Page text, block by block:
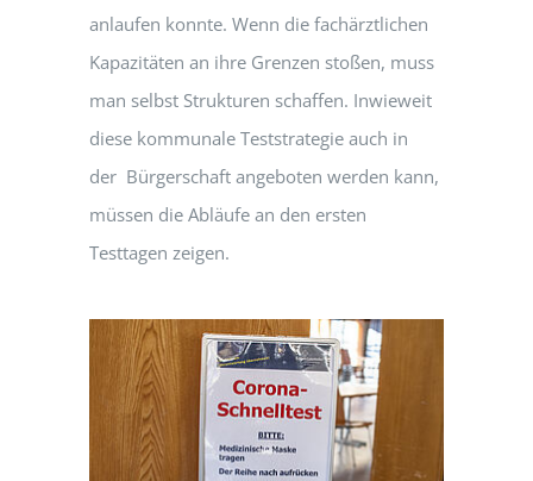
anlaufen konnte. Wenn die fachärztlichen
Kapazitäten an ihre Grenzen stoßen, muss
man selbst Strukturen schaffen. Inwieweit
diese kommunale Teststrategie auch in
der Bürgerschaft angeboten werden kann,
müssen die Abläufe an den ersten
Testtagen zeigen.